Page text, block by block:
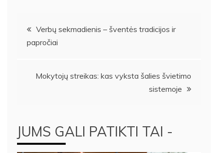
Navigacija
tarp
įrašų
Verbų sekmadienis – šventės tradicijos ir
papročiai
Mokytojų streikas: kas vyksta šalies švietimo
sistemoje
JUMS GALI PATIKTI TAI -